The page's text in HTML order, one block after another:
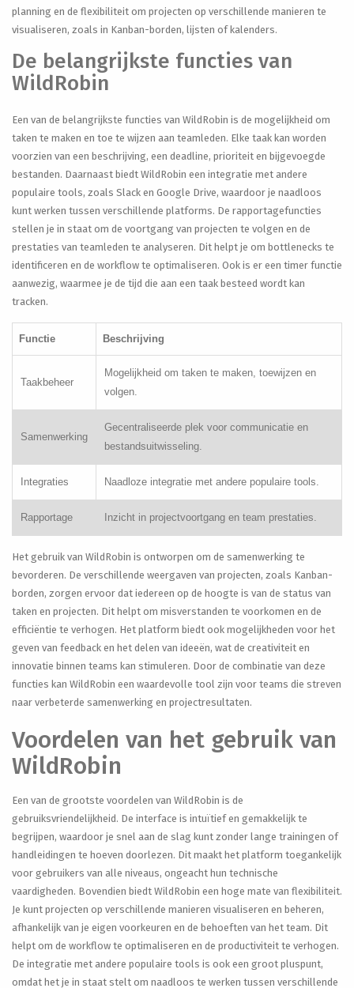
planning en de flexibiliteit om projecten op verschillende manieren te
visualiseren, zoals in Kanban-borden, lijsten of kalenders.
De belangrijkste functies van
WildRobin
Een van de belangrijkste functies van WildRobin is de mogelijkheid om
taken te maken en toe te wijzen aan teamleden. Elke taak kan worden
voorzien van een beschrijving, een deadline, prioriteit en bijgevoegde
bestanden. Daarnaast biedt WildRobin een integratie met andere
populaire tools, zoals Slack en Google Drive, waardoor je naadloos
kunt werken tussen verschillende platforms. De rapportagefuncties
stellen je in staat om de voortgang van projecten te volgen en de
prestaties van teamleden te analyseren. Dit helpt je om bottlenecks te
identificeren en de workflow te optimaliseren. Ook is er een timer functie
aanwezig, waarmee je de tijd die aan een taak besteed wordt kan
tracken.
Functie Beschrijving
Taakbeheer
Mogelijkheid om taken te maken, toewijzen en
volgen.
Samenwerking
Gecentraliseerde plek voor communicatie en
bestandsuitwisseling.
Integraties Naadloze integratie met andere populaire tools.
Rapportage Inzicht in projectvoortgang en team prestaties.
Het gebruik van WildRobin is ontworpen om de samenwerking te
bevorderen. De verschillende weergaven van projecten, zoals Kanban-
borden, zorgen ervoor dat iedereen op de hoogte is van de status van
taken en projecten. Dit helpt om misverstanden te voorkomen en de
efficiëntie te verhogen. Het platform biedt ook mogelijkheden voor het
geven van feedback en het delen van ideeën, wat de creativiteit en
innovatie binnen teams kan stimuleren. Door de combinatie van deze
functies kan WildRobin een waardevolle tool zijn voor teams die streven
naar verbeterde samenwerking en projectresultaten.
Voordelen van het gebruik van
WildRobin
Een van de grootste voordelen van WildRobin is de
gebruiksvriendelijkheid. De interface is intuïtief en gemakkelijk te
begrijpen, waardoor je snel aan de slag kunt zonder lange trainingen of
handleidingen te hoeven doorlezen. Dit maakt het platform toegankelijk
voor gebruikers van alle niveaus, ongeacht hun technische
vaardigheden. Bovendien biedt WildRobin een hoge mate van flexibiliteit.
Je kunt projecten op verschillende manieren visualiseren en beheren,
afhankelijk van je eigen voorkeuren en de behoeften van het team. Dit
helpt om de workflow te optimaliseren en de productiviteit te verhogen.
De integratie met andere populaire tools is ook een groot pluspunt,
omdat het je in staat stelt om naadloos te werken tussen verschillende